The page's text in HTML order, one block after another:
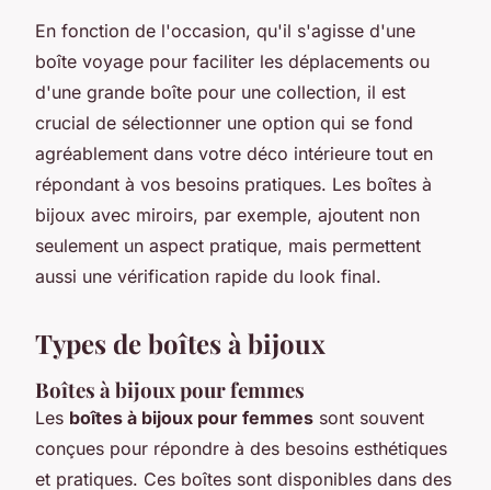
En fonction de l'occasion, qu'il s'agisse d'une
boîte voyage pour faciliter les déplacements ou
d'une grande boîte pour une collection, il est
crucial de sélectionner une option qui se fond
agréablement dans votre déco intérieure tout en
répondant à vos besoins pratiques. Les boîtes à
bijoux avec miroirs, par exemple, ajoutent non
seulement un aspect pratique, mais permettent
aussi une vérification rapide du look final.
Types de boîtes à bijoux
Boîtes à bijoux pour femmes
Les boîtes à bijoux pour femmes sont souvent
conçues pour répondre à des besoins esthétiques
et pratiques. Ces boîtes sont disponibles dans des